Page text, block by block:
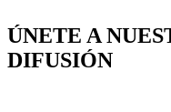
ÚNETE A
DIFUSIÓN